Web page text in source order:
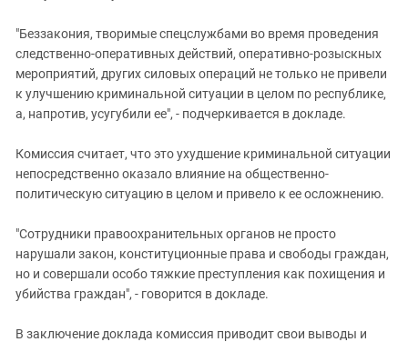
ЮФО
"Беззакония, творимые спецслужбами во время проведения
следственно-оперативных действий, оперативно-розыскных
мероприятий, других силовых операций не только не привели
к улучшению криминальной ситуации в целом по республике,
а, напротив, усугубили ее", - подчеркивается в докладе.
Комиссия считает, что это ухудшение криминальной ситуации
непосредственно оказало влияние на общественно-
политическую ситуацию в целом и привело к ее осложнению.
"Сотрудники правоохранительных органов не просто
нарушали закон, конституционные права и свободы граждан,
но и совершали особо тяжкие преступления как похищения и
убийства граждан", - говорится в докладе.
В заключение доклада комиссия приводит свои выводы и